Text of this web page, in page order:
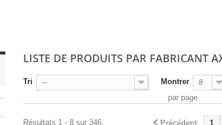
LISTE DE PRODUITS PAR FABRICANT
Tri -- Montrer 8
par page
Précédent 1
Résultats 1 - 8 sur 346.